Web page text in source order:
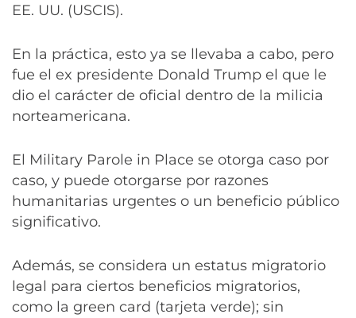
EE. UU. (USCIS).
En la práctica, esto ya se llevaba a cabo, pero
fue el ex presidente Donald Trump el que le
dio el carácter de oficial dentro de la milicia
norteamericana.
El Military Parole in Place se otorga caso por
caso, y puede otorgarse por razones
humanitarias urgentes o un beneficio público
significativo.
Además, se considera un estatus migratorio
legal para ciertos beneficios migratorios,
como la green card (tarjeta verde); sin